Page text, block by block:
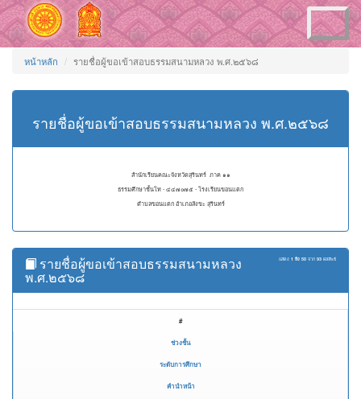
Toggle
navigation
หน้าหลัก รายชื่อผู้ขอเข้าสอบธรรมสนามหลวง พ.ศ.๒๕๖๘
รายชื่อผู้ขอเข้าสอบธรรมสนามหลวง พ.ศ.๒๕๖๘
สำนักเรียนคณะจังหวัดสุรินทร์ ภาค ๑๑
ธรรมศึกษาชั้นโท - ๔๔๗๐๗๕ - โรงเรียนขอนแตก
ตำบลขอนแตก อำเภอสังขะ สุรินทร์
แสดง 1 ถึง 50 จาก 93 ผลลัพธ์
รายชื่อผู้ขอเข้าสอบธรรมสนามหลวง
พ.ศ.๒๕๖๘
#
ช่วงชั้น
ระดับการศึกษา
คำนำหน้า